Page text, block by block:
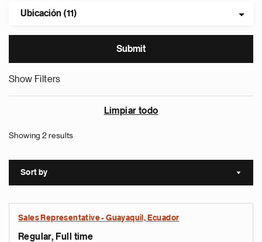
Ubicación (11)
Show Filters
Limpiar todo
Showing 2 results
Sort by Sort
Sales Representative - Guayaquil, Ecuador
Regular, Full time